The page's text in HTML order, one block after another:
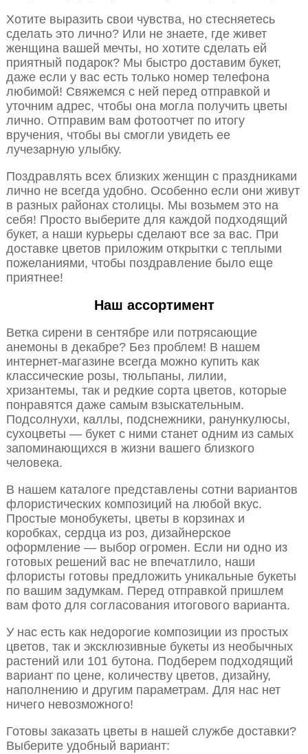
Хотите выразить свои чувства, но стесняетесь
сделать это лично? Или не знаете, где живет
женщина вашей мечты, но хотите сделать ей
приятный подарок? Мы быстро доставим букет,
даже если у вас есть только номер телефона
любимой! Свяжемся с ней перед отправкой и
уточним адрес, чтобы она могла получить цветы
лично. Отправим вам фотоотчет по итогу
вручения, чтобы вы смогли увидеть ее
лучезарную улыбку.
Поздравлять всех близких женщин с праздниками
лично не всегда удобно. Особенно если они живут
в разных районах столицы. Мы возьмем это на
себя! Просто выберите для каждой подходящий
букет, а наши курьеры сделают все за вас. При
доставке цветов приложим открытки с теплыми
пожеланиями, чтобы поздравление было еще
приятнее!
Наш ассортимент
Ветка сирени в сентябре или потрясающие
анемоны в декабре? Без проблем! В нашем
интернет-магазине всегда можно купить как
классические розы, тюльпаны, лилии,
хризантемы, так и редкие сорта цветов, которые
понравятся даже самым взыскательным.
Подсолнухи, каллы, подснежники, ранункулюсы,
сухоцветы — букет с ними станет одним из самых
запоминающихся в жизни вашего близкого
человека.
В нашем каталоге представлены сотни вариантов
флористических композиций на любой вкус.
Простые монобукеты, цветы в корзинах и
коробках, сердца из роз, дизайнерское
оформление — выбор огромен. Если ни одно из
готовых решений вас не впечатлило, наши
флористы готовы предложить уникальные букеты
по вашим задумкам. Перед отправкой пришлем
вам фото для согласования итогового варианта.
У нас есть как недорогие композиции из простых
цветов, так и эксклюзивные букеты из необычных
растений или 101 бутона. Подберем подходящий
вариант по цене, количеству цветов, дизайну,
наполнению и другим параметрам. Для нас нет
ничего невозможного!
Готовы заказать цветы в нашей службе доставки?
Выберите удобный вариант: